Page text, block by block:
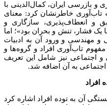
بازرسی ایران، کمال‌الدینی با
تاب‌آوری خاطرنشان کرد: معنای
و انعطاف‌پذیری، سازگاری و
فشار، تنش و بحران بود»؛ اما
و مهندسی و ورود آن به ادبیات
تاب‌آوری افراد و گروه‌ها و
و اجتماعی نیز شامل این تعریف
به آن اضافه شد.
افراد
آن به توده افراد اشاره کرد